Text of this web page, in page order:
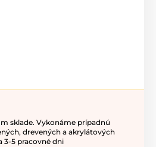
sklade. Vykonáme prípadnú
drevených a akrylátových
3-5 pracovné dni